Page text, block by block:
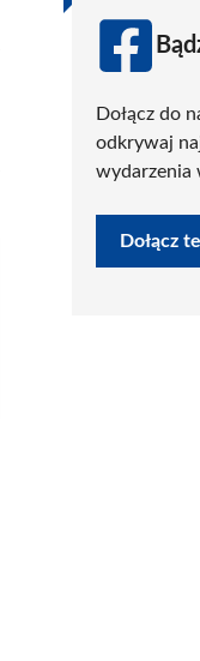
Dołącz do
odkrywaj
wydarzenia
Dołącz